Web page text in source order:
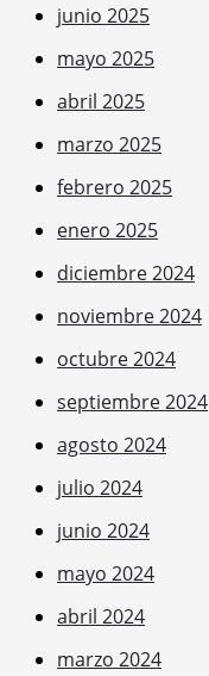
junio 2025
mayo 2025
abril 2025
marzo 2025
febrero 2025
enero 2025
diciembre 2024
noviembre 2024
octubre 2024
septiembre 2024
agosto 2024
julio 2024
junio 2024
mayo 2024
abril 2024
marzo 2024